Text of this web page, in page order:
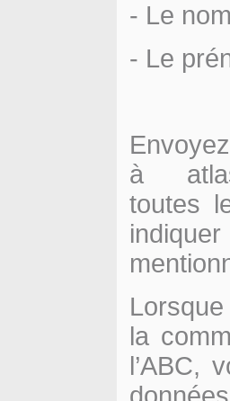
- Le
- Le
à
toutes
la
l’ABC,